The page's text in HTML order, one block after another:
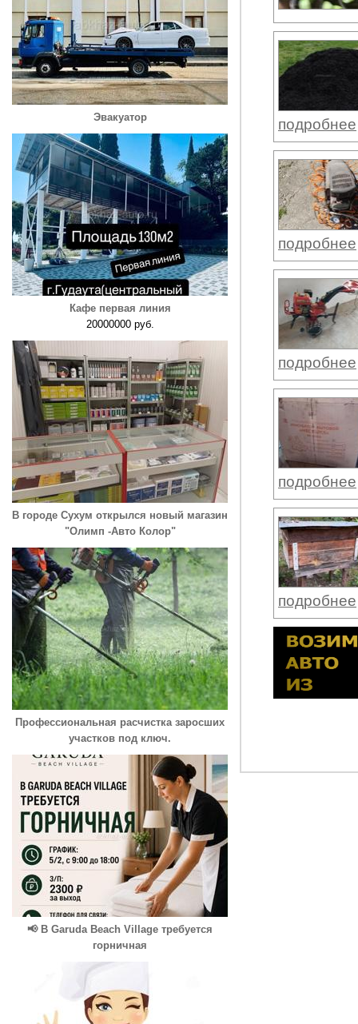
Эвакуатор
Кафе первая линия
20000000 руб.
В городе Сухум открылся новый магазин
"Олимп -Авто Колор"
Профессиональная расчистка заросших
участков под ключ.
📢 В Garuda Beach Village требуется
горничная
подробнее
подробнее
подробнее
подробнее
подробнее